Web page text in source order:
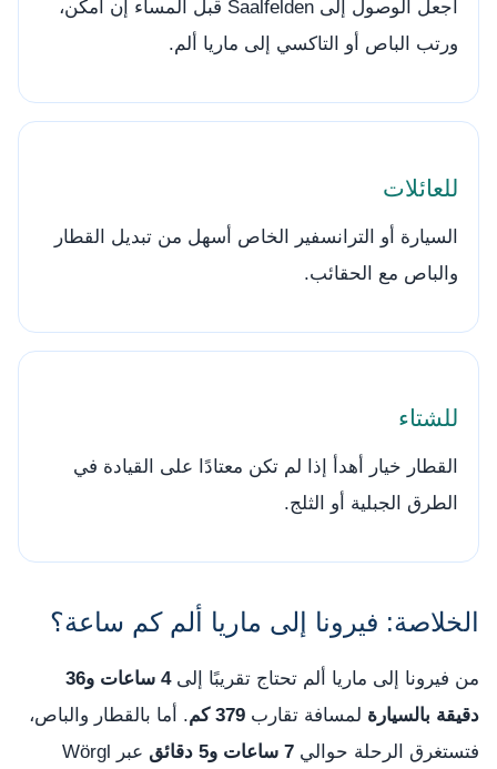
اجعل الوصول إلى Saalfelden قبل المساء إن أمكن،
ورتب الباص أو التاكسي إلى ماريا ألم.
للعائلات
السيارة أو الترانسفير الخاص أسهل من تبديل القطار
والباص مع الحقائب.
للشتاء
القطار خيار أهدأ إذا لم تكن معتادًا على القيادة في
الطرق الجبلية أو الثلج.
الخلاصة: فيرونا إلى ماريا ألم كم ساعة؟
من فيرونا إلى ماريا ألم تحتاج تقريبًا إلى
4 ساعات و36
دقيقة بالسيارة لمسافة تقارب 379 كم
. أما بالقطار والباص،
فتستغرق الرحلة حوالي 7 ساعات و5 دقائق
عبر Wörgl